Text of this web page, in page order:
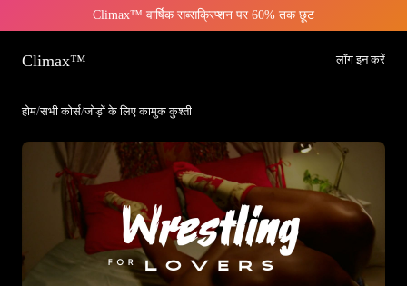
Climax™ वार्षिक सब्सक्रिप्शन पर 60% तक छूट
Climax™ लॉग इन करें
होम/सभी कोर्स/जोड़ों के लिए कामुक कुश्ती